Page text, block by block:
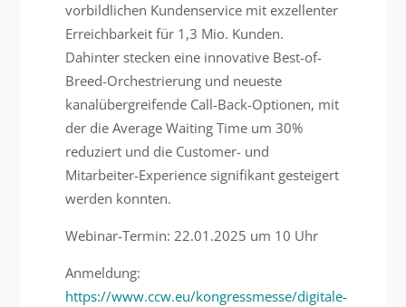
vorbildlichen Kundenservice mit exzellenter
Erreichbarkeit für 1,3 Mio. Kunden.
Dahinter stecken eine innovative Best-of-
Breed-Orchestrierung und neueste
kanalübergreifende Call-Back-Optionen, mit
der die Average Waiting Time um 30%
reduziert und die Customer- und
Mitarbeiter-Experience signifikant gesteigert
werden konnten.
Webinar-Termin: 22.01.2025 um 10 Uhr
Anmeldung:
https://www.ccw.eu/kongressmesse/digitale-